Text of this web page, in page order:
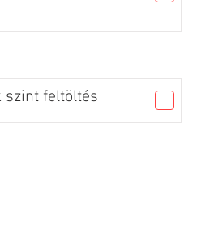
szint feltöltés